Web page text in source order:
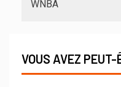
WNBA
VOUS AVEZ PEUT-